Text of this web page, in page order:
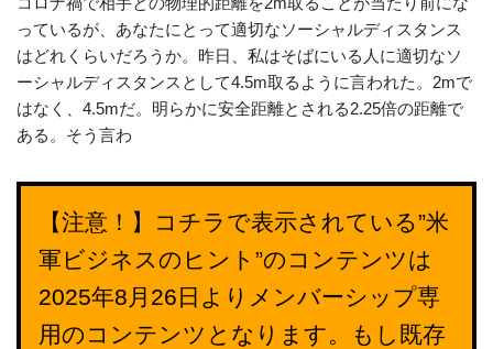
っているが、あなたにとって適切なソーシャルディスタンス
はどれくらいだろうか。昨日、私はそばにいる人に適切なソ
ーシャルディスタンスとして4.5m取るように言われた。2mで
はなく、4.5mだ。明らかに安全距離とされる2.25倍の距離で
ある。そう言わ
【注意！】コチラで表示されている”米
軍ビジネスのヒント”のコンテンツは
2025年8月26日よりメンバーシップ専
用のコンテンツとなります。もし既存